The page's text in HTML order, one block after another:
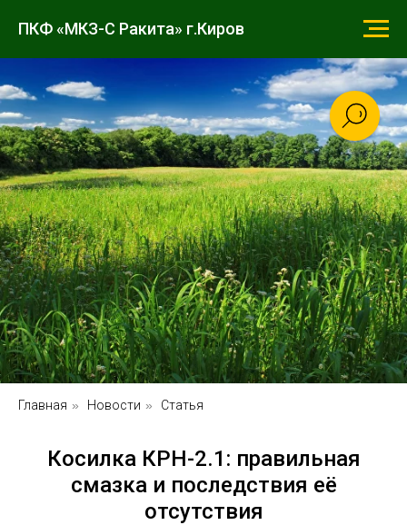
ПКФ «МКЗ-С Ракита» г.Киров
Главная » Новости » Статья
Косилка КРН-2.1: правильная
смазка и последствия её
отсутствия